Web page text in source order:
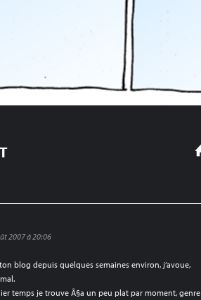
2007 à 20:06
ton blog depuis quelques semaines environ, j’avoue,
temps je trouve Ã§a un peu plat par moment, genre